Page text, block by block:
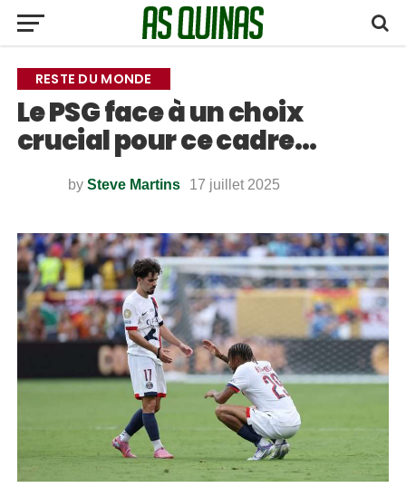
RESTE DU MONDE
Le PSG face à un choix
crucial pour ce cadre…
by Steve Martins 17 juillet 2025